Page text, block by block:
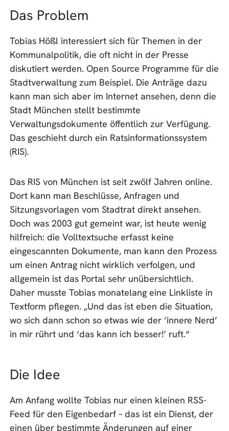
Das Problem
Tobias Hößl interessiert sich für Themen in der
Kommunalpolitik, die oft nicht in der Presse
diskutiert werden. Open Source Programme für die
Stadtverwaltung zum Beispiel. Die Anträge dazu
kann man sich aber im Internet ansehen, denn die
Stadt München stellt bestimmte
Verwaltungsdokumente öffentlich zur Verfügung.
Das geschieht durch ein Ratsinformationssystem
(RIS).
Das RIS von München ist seit zwölf Jahren online.
Dort kann man Beschlüsse, Anfragen und
Sitzungsvorlagen vom Stadtrat direkt ansehen.
Doch was 2003 gut gemeint war, ist heute wenig
hilfreich: die Volltextsuche erfasst keine
eingescannten Dokumente, man kann den Prozess
um einen Antrag nicht wirklich verfolgen, und
allgemein ist das Portal sehr unübersichtlich.
Daher musste Tobias monatelang eine Linkliste in
Textform pflegen. „Und das ist eben die Situation,
wo sich dann schon so etwas wie der ‘innere Nerd’
in mir rührt und ‘das kann ich besser!’ ruft.“
Die Idee
Am Anfang wollte Tobias nur einen kleinen RSS-
Feed für den Eigenbedarf – das ist ein Dienst, der
einen über bestimmte Änderungen auf einer